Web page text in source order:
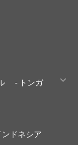
- トンガ
ンドネシア